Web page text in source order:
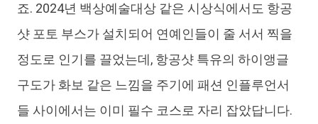
죠. 2024년 백상예술대상 같은 시상식에서도 항공
샷 포토 부스가 설치되어 연예인들이 줄 서서 찍을
정도로 인기를 끌었는데, 항공샷 특유의 하이앵글
구도가 화보 같은 느낌을 주기에 패션 인플루언서
들 사이에서는 이미 필수 코스로 자리 잡았답니다.